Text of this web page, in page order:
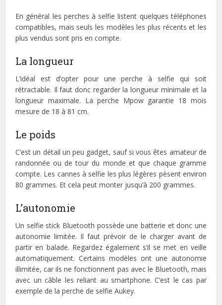
En général les perches à selfie listent quelques téléphones
compatibles, mais seuls les modèles les plus récents et les
plus vendus sont pris en compte.
La longueur
L’idéal est d’opter pour une perche à selfie qui soit
rétractable. Il faut donc regarder la longueur minimale et la
longueur maximale. La perche Mpow garantie 18 mois
mesure de 18 à 81 cm.
Le poids
C’est un détail un peu gadget, sauf si vous êtes amateur de
randonnée ou de tour du monde et que chaque gramme
compte. Les cannes à selfie les plus légères pèsent environ
80 grammes. Et cela peut monter jusqu’à 200 grammes.
L’autonomie
Un selfie stick Bluetooth possède une batterie et donc une
autonomie limitée. Il faut prévoir de le charger avant de
partir en balade. Regardez également s’il se met en veille
automatiquement. Certains modèles ont une autonomie
illimitée, car ils ne fonctionnent pas avec le Bluetooth, mais
avec un câble les reliant au smartphone. C’est le cas par
exemple de la perche de selfie Aukey.